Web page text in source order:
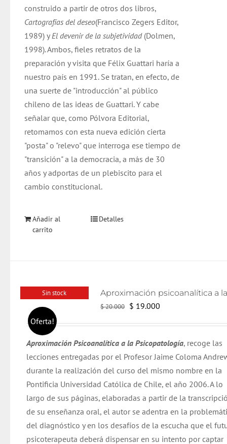
construido a partir de otros dos libros,
Cartografías del deseo(Francisco Zegers Editor,
1989) yEl devenir de la subjetividad(Dolmen,
1998). Ambos, fieles retratos de la
preparación y visita que Félix Guattari haría a
nuestro país en 1991. Se tratan, en efecto, de
una suerte de "introducción" al público
chileno de las ideas de Guattari. Y cabe
señalar que, como Pólvora Editorial,
retomamos con esta nueva edición cierta
"posta" o "relevo" que interroga ese tiempo de
"transición" a la democracia, a más de 30
años y adportas de un plebiscito para el
cambio constitucional.
Añadir al
carrito
Detalles
Sin stock
Oferta!
$20.000 El
era:
$ 20.000.
$ 19.000El
es:
$ 19.000.
Aproximación Psicoanalítica a la Psicopatología, recoge las
lecciones entregadas por el Profesor Jaime Coloma
durante la realización del curso del mismo nombre en la
Pontificia Universidad Católica de Chile, el año 2006. A lo
largo de sus páginas, elaboradas a partir de la
de su enseñanza oral, el autor se adentra en la
del diagnóstico y en los desafíos de la escucha que el
psicoterapeuta deberá dispensar en su intento por captar